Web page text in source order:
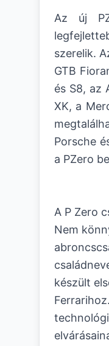
Az új
szerelik.
GTB
és S8, az
XK, a
Porsche
a PZero
A P Zero
Nem
készült